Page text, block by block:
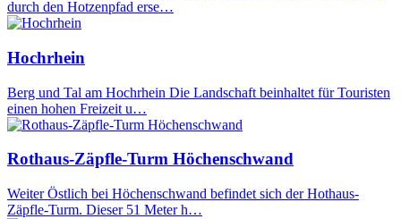
durch den Hotzenpfad erse…
Hochrhein
Berg und Tal am Hochrhein Die Landschaft beinhaltet für Touristen
einen hohen Freizeit u…
Rothaus-Zäpfle-Turm Höchenschwand
Weiter Östlich bei Höchenschwand befindet sich der Hothaus-
Zäpfle-Turm. Dieser 51 Meter h…